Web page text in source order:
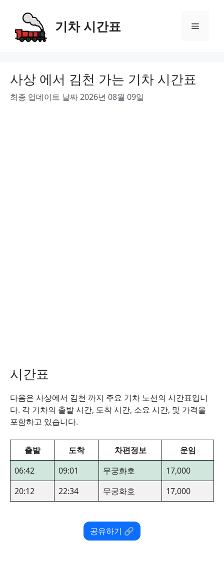
content
기차 시간표 Menu
사상 에서 김천 가는 기차 시간표
최종 업데이트 날짜 2026년 08월 09일
시간표
다음은 사상에서 김천 까지 주요 기차 노선의 시간표입니
다. 각 기차의 출발 시간, 도착 시간, 소요 시간, 및 가격을
포함하고 있습니다.
출발 도착 차편정보
운임
06:42
09:01 무궁화호
17,000
20:12
22:34 무궁화호 17,000
공유하기 🔗